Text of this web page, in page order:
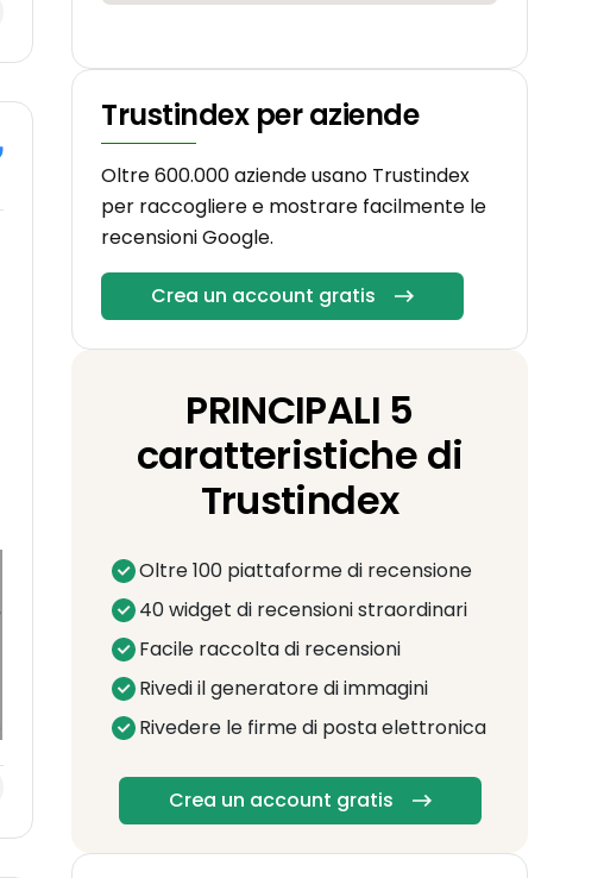
Trustindex per aziende
Oltre 600.000 aziende usano Trustindex
per raccogliere e mostrare facilmente le
recensioni Google.
Crea un account gratis
PRINCIPALI 5
caratteristiche di
Trustindex
Oltre 100 piattaforme di recensione
40 widget di recensioni straordinari
Facile raccolta di recensioni
Rivedi il generatore di immagini
Rivedere le firme di posta elettronica
Crea un account gratis